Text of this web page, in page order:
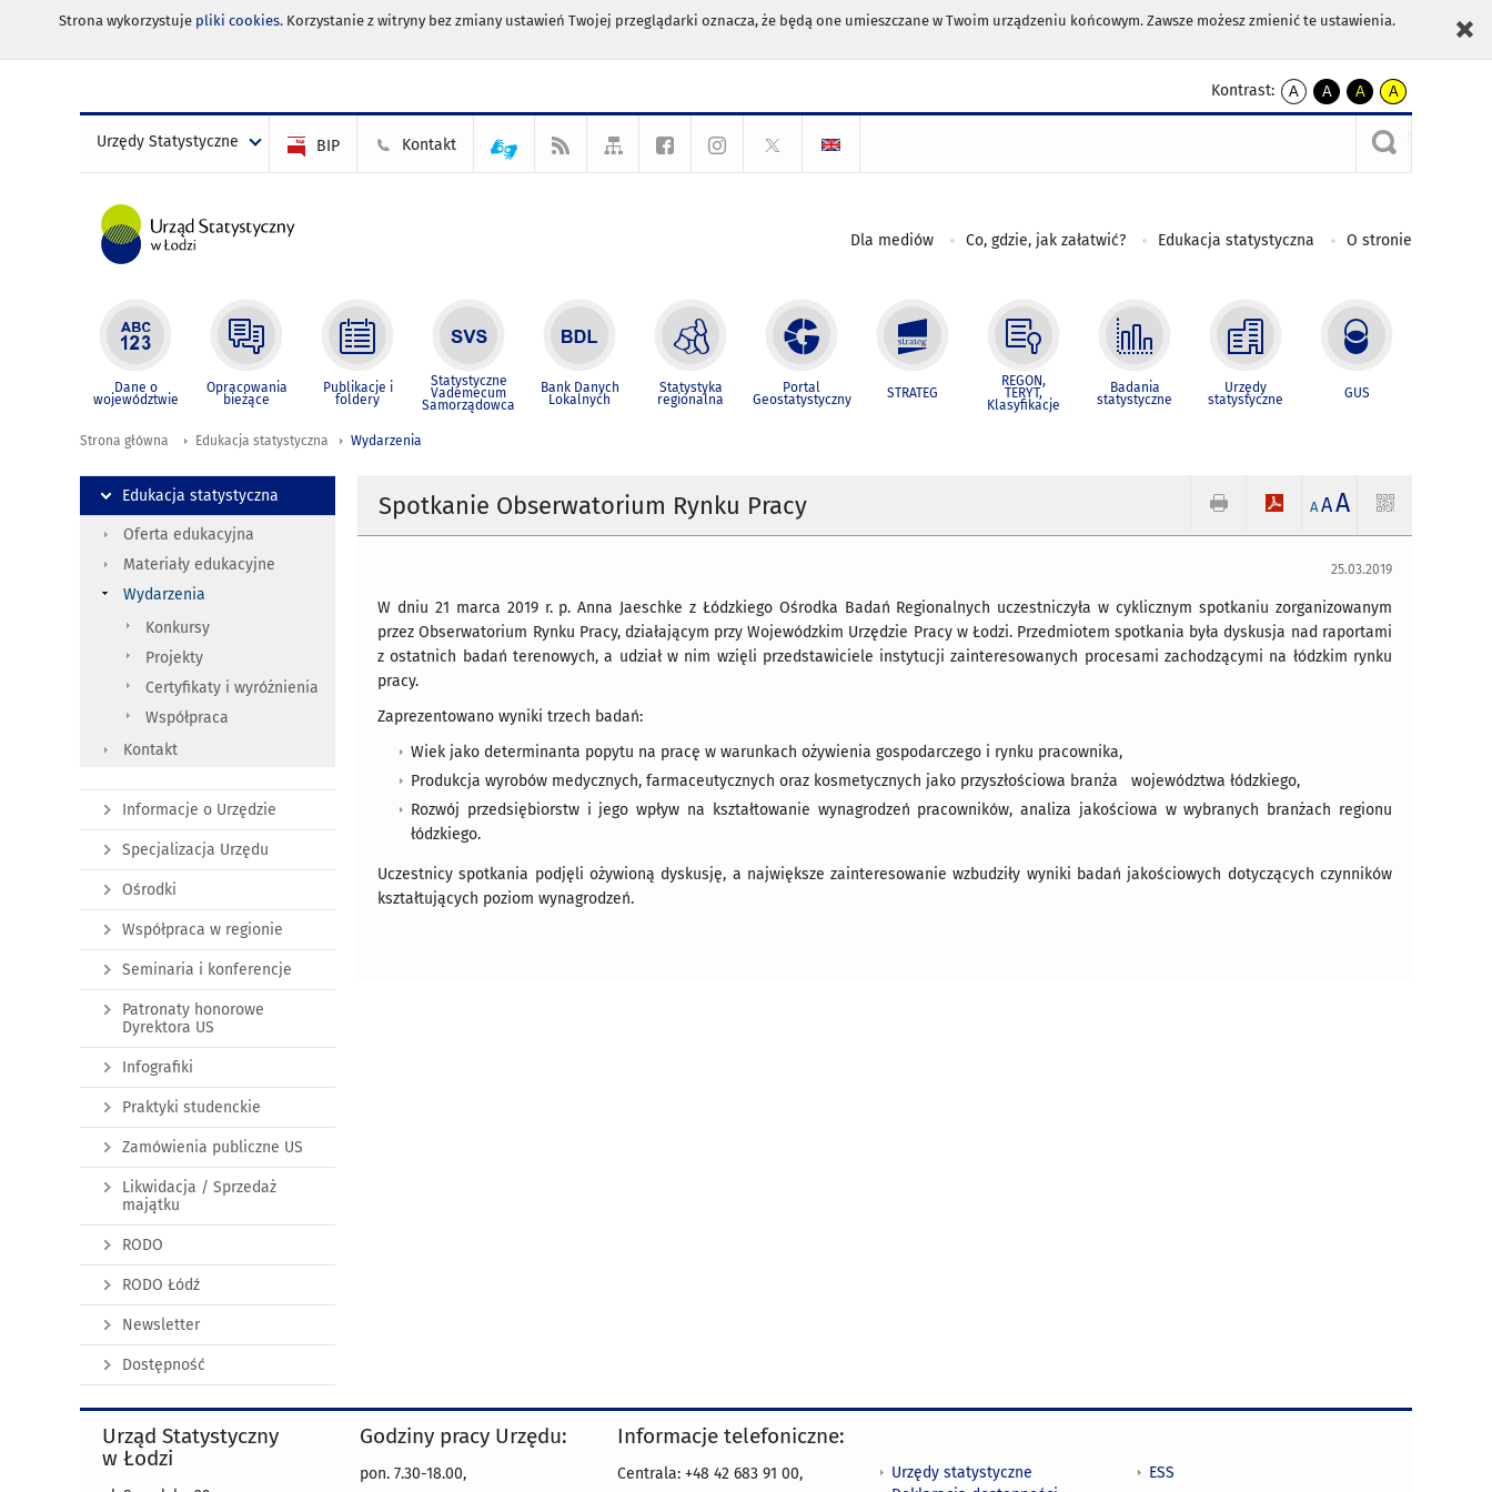
Strona wykorzystuje pliki cookies. Korzystanie z witryny bez zmiany ustawień Twojej przeglądarki oznacza, że będą one umieszczane w Twoim urządzeniu końcowym. Zawsze możesz zmienić te ustawienia.
Kontrast:
A
kontrast
A
kontrast
czarnym
A
kontrast
żółty
tekst
czarnym
A
kontrast
czarny
tekst
żółtym
Urzędy Statystyczne BIP Kontakt
Dla mediów Co, gdzie, jak załatwić? Edukacja statystyczna O stronie
Dane o
województwie
Opracowania
bieżące
Publikacje i
foldery
Statystyczne
Vademecum
Samorządowca
Bank Danych
Lokalnych
Statystyka
regionalna
Portal
Geostatystyczny STRATEG
REGON,
TERYT,
Klasyfikacje
Badania
statystyczne
Urzędy
statystyczne GUS
Strona główna Edukacja statystyczna Wydarzenia
Spotkanie Obserwatorium Rynku Pracy A AA
25.03.2019
W dniu 21 marca 2019 r. p. Anna Jaeschke z Łódzkiego Ośrodka Badań Regionalnych uczestniczyła w cyklicznym spotkaniu zorganizowanym
przez Obserwatorium Rynku Pracy, działającym przy Wojewódzkim Urzędzie Pracy w Łodzi. Przedmiotem spotkania była dyskusja nad raportami
z ostatnich badań terenowych, a udział w nim wzięli przedstawiciele instytucji zainteresowanych procesami zachodzącymi na łódzkim rynku
pracy.
Zaprezentowano wyniki trzech badań:
Wiek jako determinanta popytu na pracę w warunkach ożywienia gospodarczego i rynku pracownika,
Produkcja wyrobów medycznych, farmaceutycznych oraz kosmetycznych jako przyszłościowa branża województwa łódzkiego,
Rozwój przedsiębiorstw i jego wpływ na kształtowanie wynagrodzeń pracowników, analiza jakościowa w wybranych branżach regionu
łódzkiego.
Uczestnicy spotkania podjęli ożywioną dyskusję, a największe zainteresowanie wzbudziły wyniki badań jakościowych dotyczących czynników
kształtujących poziom wynagrodzeń.
Edukacja statystyczna
Oferta edukacyjna
Materiały edukacyjne
Wydarzenia
Konkursy
Projekty
Certyfikaty i wyróżnienia
Współpraca
Kontakt
Informacje o Urzędzie
Specjalizacja Urzędu
Ośrodki
Współpraca w regionie
Seminaria i konferencje
Patronaty honorowe
Dyrektora US
Infografiki
Praktyki studenckie
Zamówienia publiczne US
Likwidacja / Sprzedaż
majątku
RODO
RODO Łódź
Newsletter
Dostępność
Urząd Statystyczny
w Łodzi
Godziny pracy Urzędu:
pon. 7.30-18.00,
Informacje telefoniczne:
Centrala: +48 42 683 91 00,
Urzędy statystyczne
ESS